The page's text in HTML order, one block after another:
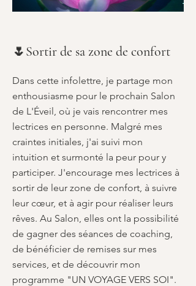
🌷Sortir de sa zone de confort
Dans cette infolettre, je partage mon
enthousiasme pour le prochain Salon
de L'Éveil, où je vais rencontrer mes
lectrices en personne. Malgré mes
craintes initiales, j'ai suivi mon
intuition et surmonté la peur pour y
participer. J'encourage mes lectrices à
sortir de leur zone de confort, à suivre
leur cœur, et à agir pour réaliser leurs
rêves. Au Salon, elles ont la possibilité
de gagner des séances de coaching,
de bénéficier de remises sur mes
services, et de découvrir mon
programme "UN VOYAGE VERS SOI".